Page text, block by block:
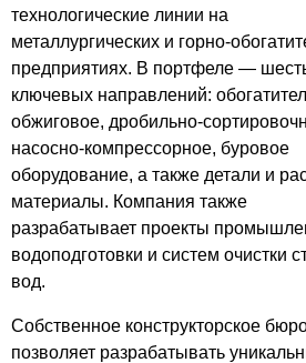
технологические линии на
металлургических и горно-
предприятиях. В портфеле —
ключевых направлений:
обжиговое, дробильно-
насосно-компрессорное, буровое
оборудование, а также детали и
материалы. Компания также
разрабатывает проекты
водоподготовки и систем очистки
вод.
Собственное конструкторское
позволяет разрабатывать